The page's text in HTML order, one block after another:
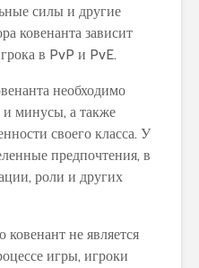
силы и другие
ковенанта зависит
в PvP и PvE.
необходимо
и минусы, а также
своего класса. У
предпочтения, в
роли и других
не является
игры, игроки